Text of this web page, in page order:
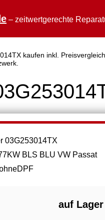
– zeitwertgerechte
kaufen inkl.
BLS BLU VW Passat
auf Lager